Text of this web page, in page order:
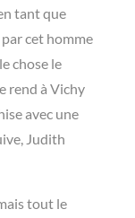
tant que
cet homme
chose le
rend à Vichy
avec une
Judith
tout le